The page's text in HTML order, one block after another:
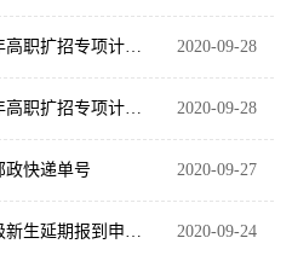
2020-09-28
2020-09-28
2020-09-27
政快递单号
2020-09-24